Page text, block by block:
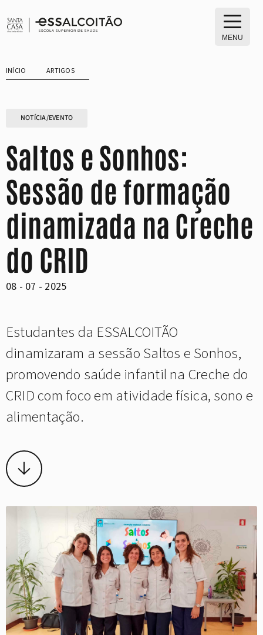
para
MENU
INÍCIO ARTIGOS
NOTÍCIA/EVENTO
Saltos e Sonhos:
Sessão de formação
dinamizada na Creche
do CRID
08 - 07 - 2025
Estudantes da ESSALCOITÃO
dinamizaram a sessão Saltos e Sonhos,
promovendo saúde infantil na Creche do
CRID com foco em atividade física, sono e
alimentação.